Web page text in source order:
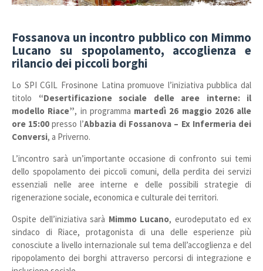
Fossanova un incontro pubblico con Mimmo
Lucano su spopolamento, accoglienza e
rilancio dei piccoli borghi
Lo SPI CGIL Frosinone Latina promuove l’iniziativa pubblica dal
titolo “Desertificazione sociale delle aree interne: il
modello Riace”, in programma martedì 26 maggio 2026 alle
ore 15:00 presso l’Abbazia di Fossanova – Ex Infermeria dei
Conversi, a Priverno.
L’incontro sarà un’importante occasione di confronto sui temi
dello spopolamento dei piccoli comuni, della perdita dei servizi
essenziali nelle aree interne e delle possibili strategie di
rigenerazione sociale, economica e culturale dei territori.
Ospite dell’iniziativa sarà Mimmo Lucano, eurodeputato ed ex
sindaco di Riace, protagonista di una delle esperienze più
conosciute a livello internazionale sul tema dell’accoglienza e del
ripopolamento dei borghi attraverso percorsi di integrazione e